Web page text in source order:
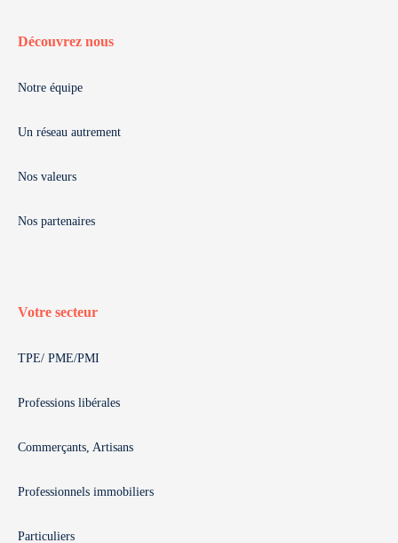
Découvrez nous
Notre équipe
Un réseau autrement
Nos valeurs
Nos partenaires
Votre secteur
TPE/ PME/PMI
Professions libérales
Commerçants, Artisans
Professionnels immobiliers
Particuliers